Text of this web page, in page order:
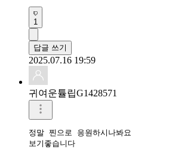
1
답글 쓰기
2025.07.16 19:59
귀여운튤립G1428571
정말 찐으로 응원하시나봐요
보기좋습니다